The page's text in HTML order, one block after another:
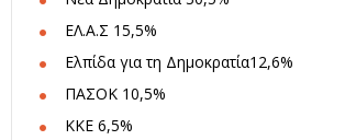
ΕΛ.Α.Σ 15,5%
Ελπίδα για τη Δημοκρατία12,6%
ΠΑΣΟΚ 10,5%
ΚΚΕ 6,5%